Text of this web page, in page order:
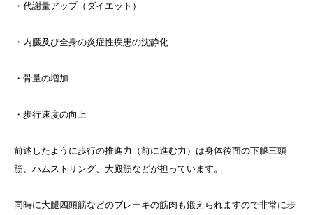
・代謝量アップ（ダイエット）
・内臓及び全身の炎症性疾患の沈静化
・骨量の増加
・歩行速度の向上
前述したように歩行の推進力（前に進む力）は身体後面の下腿三頭
筋、ハムストリング、大殿筋などが担っています。
同時に大腿四頭筋などのブレーキの筋肉も鍛えられますので非常に歩